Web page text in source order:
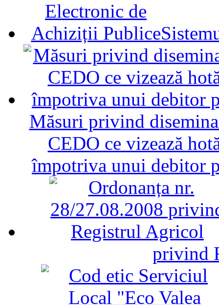
Măsuri privind
CEDO ce vizează
împotriva unui debitor
privind